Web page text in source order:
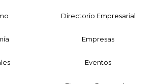
Directorio Empresarial
Empresas
Eventos